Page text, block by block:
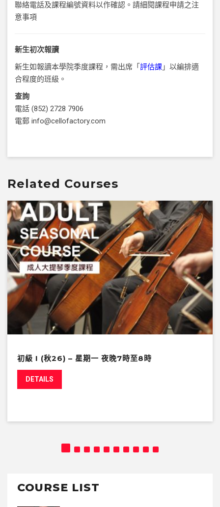
聯絡電話及課程編號資料以作確認。請細閱課程申請之注
意事項
新生初次報讀
新生如報讀本學院季度課程，需出席「 評估課 」以編排適
合程度的班級。
查詢
電話 (852) 2728 7906
電郵 info@cellofactory.com
Related Courses
初級 I (秋26) – 星期一 夜晚7時至8時
DETAILS
COURSE LIST